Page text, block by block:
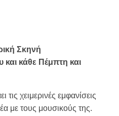
Σκηνή
κάθε Πέμπτη και
τις χειμερινές εμφανίσεις
με τους μουσικούς της.